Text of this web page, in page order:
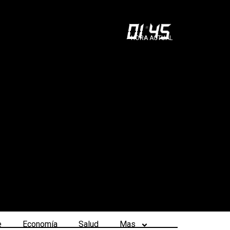
01:46
HORA ACTUAL
Economía Salud Mas